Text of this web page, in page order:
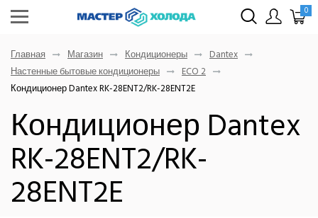
0
Главная Магазин Кондиционеры
Dantex
Настенные бытовые кондиционеры
ECO 2
Кондиционер Dantex RK-28ENT2/RK-28ENT2E
Кондиционер Dantex
RK-28ENT2/RK-
28ENT2E